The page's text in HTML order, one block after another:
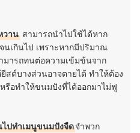
วาน สามารถนำไปใช้ได้หาก
เกินไป เพราะหากมีปริมาณ
มารถทนต่อความเข้มข้นจาก
สต์บางส่วนอาจตายได้ ทำให้ต้อง
รือทำให้ขนมปังที่ได้ออกมาไม่ฟู
ปทำเมนูขนมปังจืดจำพวก